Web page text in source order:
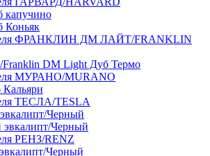
капучино
Коньяк
ФРАНКЛИН ДМ ЛАЙТ/FRANKLIN
DM Light Дуб Термо
МУРАНО/MURANO
ТЕСЛА/TESLA
Черный
эвкалипт/Черный
РЕНЗ/RENZ
Черный